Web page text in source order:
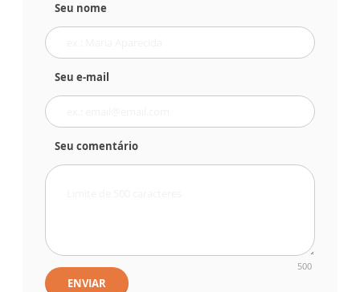
Seu nome
Seu e-mail
Seu comentário
500
ENVIAR